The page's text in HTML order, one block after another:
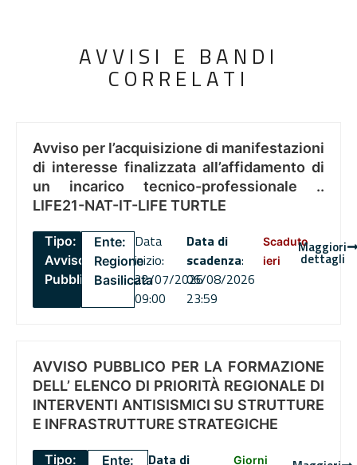
AVVISI E BANDI
CORRELATI
Avviso per l’acquisizione di manifestazioni
di interesse finalizzata all’affidamento di
un incarico tecnico-professionale ..
LIFE21-NAT-IT-LIFE TURTLE
Tipo:
Avviso
Pubblico
Ente:
Regione
Basilicata
Data
inizio:
22/07/2026
09:00
Data di
scadenza:
06/08/2026
23:59
Scaduto
ieri
Maggiori
dettagli
AVVISO PUBBLICO PER LA FORMAZIONE
DELL’ ELENCO DI PRIORITÀ REGIONALE DI
INTERVENTI ANTISISMICI SU STRUTTURE
E INFRASTRUTTURE STRATEGICHE
Tipo: Ente: Data di Giorni